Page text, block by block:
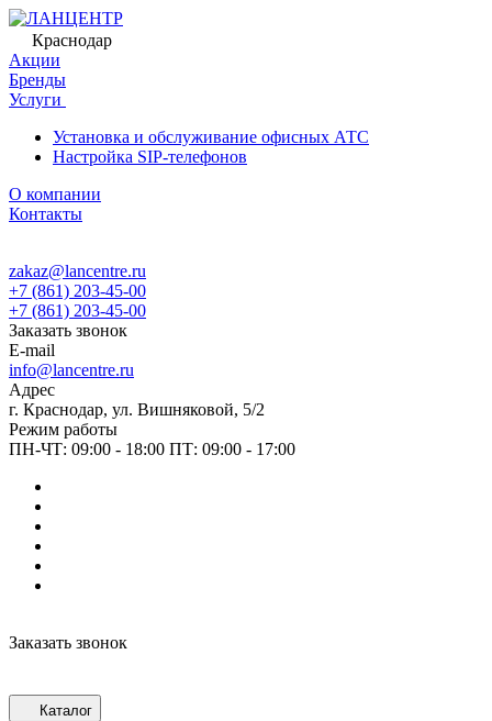
Краснодар
Акции
Бренды
Услуги
Установка и обслуживание офисных АТС
Настройка SIP-телефонов
О компании
Контакты
zakaz@lancentre.ru
+7 (861) 203-45-00
+7 (861) 203-45-00
Заказать звонок
E-mail
info@lancentre.ru
Адрес
г. Краснодар, ул. Вишняковой, 5/2
Режим работы
ПН-ЧТ: 09:00 - 18:00 ПТ: 09:00 - 17:00
Заказать звонок
Каталог